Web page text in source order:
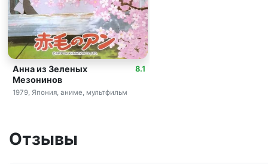
8.1
Анна из Зеленых
Мезонинов
1979, Япония, аниме, мультфильм
Отзывы